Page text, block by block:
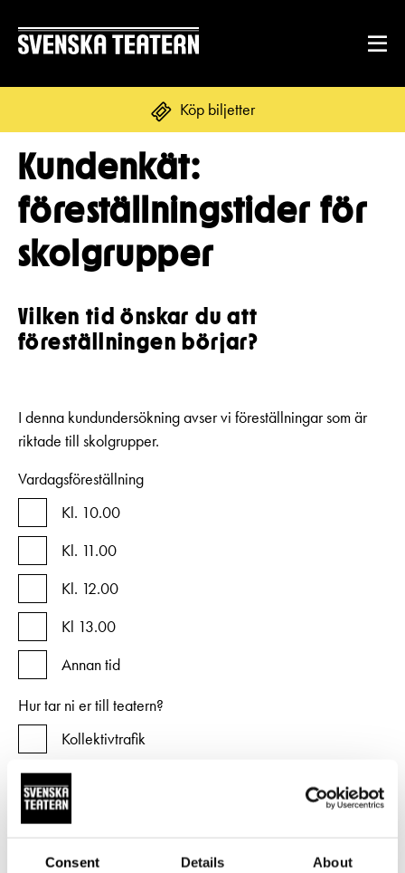
Consent Details About
Köp biljetter
Suomi Svenska
REPERTOAR & BILJETTER
Repertoar
Kundtjänst
Unga
Mat & dryck
Publikarbete
Tillgänglighet
Frågor & svar
Platskarta
GRUPPER & FÖRETAG
Pedagognätverk & skolgrupper
Guidning
Aktuellt
Teaterns verksamhet
Ensemble
Historia
Kontaktuppgifter
Press
Jobba hos oss
Nyhetsbrev
Svenska Teatern Live
Kundenkät:
föreställningstider för
skolgrupper
Vilken tid önskar du att
föreställningen börjar?
I denna kundundersökning avser vi föreställningar som är
riktade till skolgrupper.
Vardagsföreställning
Kl. 10.00
Kl. 11.00
Kl. 12.00
Kl 13.00
Annan tid
Hur tar ni er till teatern?
Kollektivtrafik
Abonnerad buss
På annat sätt
Skolans postnummer